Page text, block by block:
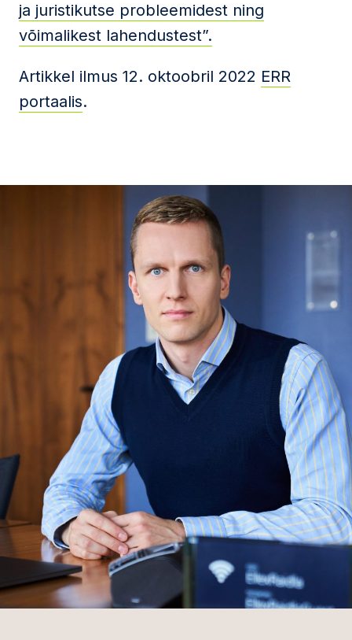
ja juristikutse probleemidest ning
võimalikest lahendustest”.
Artikkel ilmus 12. oktoobril 2022 ERR
portaalis.